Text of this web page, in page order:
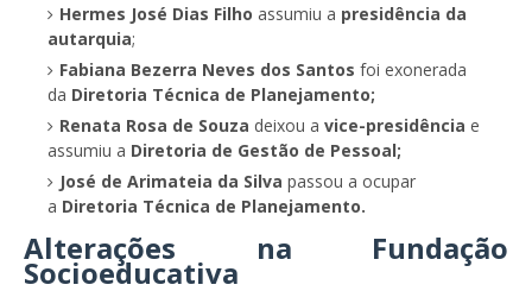
Hermes José Dias Filho assumiu a presidência da
autarquia;
Fabiana Bezerra Neves dos Santos foi exonerada
da Diretoria Técnica de Planejamento;
Renata Rosa de Souza deixou a vice-presidência e
assumiu a Diretoria de Gestão de Pessoal;
José de Arimateia da Silva passou a ocupar
a Diretoria Técnica de Planejamento.
Alterações na Fundação
Socioeducativa